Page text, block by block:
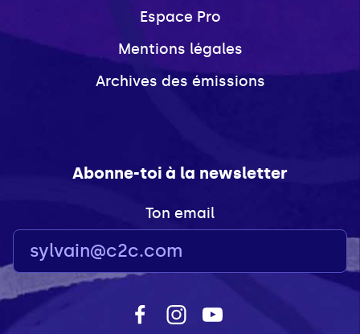
Espace Pro
Mentions légales
Archives des émissions
Abonne-toi à la newsletter
Ton email